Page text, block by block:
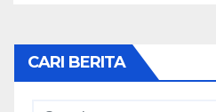
CARI BERITA